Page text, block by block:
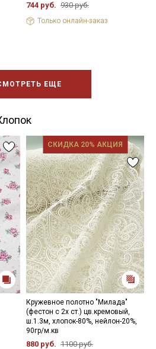
744 руб. 930 руб.
Только онлайн-заказ
ЕЩЕ
СКИДКА 20% АКЦИЯ
Кружевное полотно "Милада"
(фестон с 2х ст.) цв.кремовый,
ш.1.3м, хлопок-80%, нейлон-20%,
90гр/м.кв
880 руб. 1100 руб.